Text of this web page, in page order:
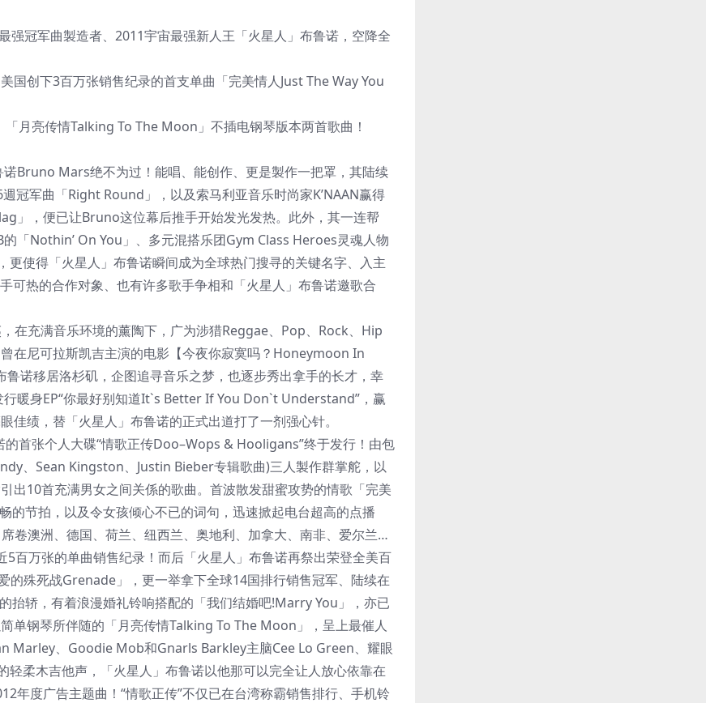
冠军曲製造者、2011宇宙最强新人王「火星人」布鲁诺，空降全
国创下3百万张销售纪录的首支单曲「完美情人Just The Way You
月亮传情Talking To The Moon」不插电钢琴版本两首歌曲！
Bruno Mars绝不为过！能唱、能创作、更是製作一把罩，其陆续
冠军曲「Right Round」，以及索马利亚音乐时尚家K’NAAN赢得
」，便已让Bruno这位幕后推手开始发光发热。此外，其一连帮
「Nothin’ On You」、多元混搭乐团Gym Class Heroes灵魂人物
使得「火星人」布鲁诺瞬间成为全球热门搜寻的关键名字、入主
可热的合作对象、也有许多歌手争相和「火星人」布鲁诺邀歌合
在充满音乐环境的薰陶下，广为涉猎Reggae、Pop、Rock、Hip
在尼可拉斯凯吉主演的电影【今夜你寂寞吗？Honeymoon In
诺移居洛杉矶，企图追寻音乐之梦，也逐步秀出拿手的长才，幸
暖身EP“你最好别知道It`s Better If You Don`t Understand”，赢
绩，替「火星人」布鲁诺的正式出道打了一剂强心针。
首张个人大碟“情歌正传Doo–Wops & Hooligans”终于发行！由包
、Sean Kingston、Justin Bieber专辑歌曲)三人製作群掌舵，以
10首充满男女之间关係的歌曲。首波散发甜蜜攻势的情歌「完美
的节拍，以及令女孩倾心不已的词句，迅速掀起电台超高的点播
卷澳洲、德国、荷兰、纽西兰、奥地利、加拿大、南非、爱尔兰…
百万张的单曲销售纪录！而后「火星人」布鲁诺再祭出荣登全美百
的殊死战Grenade」，更一举拿下全球14国排行销售冠军、陆续在
抬轿，有着浪漫婚礼铃响搭配的「我们结婚吧!Marry You」，亦已
单钢琴所伴随的「月亮传情Talking To The Moon」，呈上最催人
Marley、Goodie Mob和Gnarls Barkley主脑Cee Lo Green、耀眼
柔木吉他声，「火星人」布鲁诺以他那可以完全让人放心依靠在
年度广告主题曲！“情歌正传”不仅已在台湾称霸销售排行、手机铃